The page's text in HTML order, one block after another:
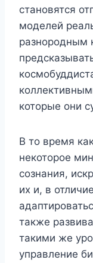
становятся
моделей
разнородным
которые они
В то время
некоторое
сознания,
их и, в
также
такими же
управление